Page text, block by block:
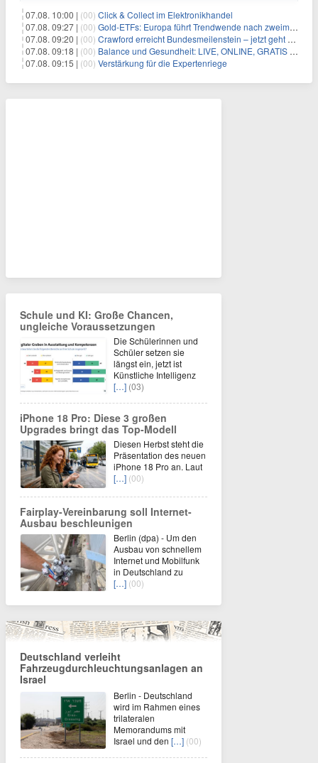
07.08. 10:00 | (00) Click & Collect im Elektronikhandel
07.08. 09:27 | (00) Gold-ETFs: Europa führt Trendwende nach zweimonatiger Schwächephase an
07.08. 09:20 | (00) Crawford erreicht Bundesmeilenstein – jetzt geht es in die finale Phase!
07.08. 09:18 | (00) Balance und Gesundheit: LIVE, ONLINE, GRATIS am Mi 19.08.2026 um 19:00 Uhr
07.08. 09:15 | (00) Verstärkung für die Expertenriege
Schule und KI: Große Chancen,
ungleiche Voraussetzungen
Die Schülerinnen und
Schüler setzen sie
längst ein, jetzt ist
Künstliche Intelligenz
[…] (03)
iPhone 18 Pro: Diese 3 großen
Upgrades bringt das Top-Modell
Diesen Herbst steht die
Präsentation des neuen
iPhone 18 Pro an. Laut
[…] (00)
Fairplay-Vereinbarung soll Internet-
Ausbau beschleunigen
Berlin (dpa) - Um den
Ausbau von schnellem
Internet und Mobilfunk
in Deutschland zu
[…] (00)
Deutschland verleiht
Fahrzeugdurchleuchtungsanlagen an
Israel
Berlin - Deutschland
wird im Rahmen eines
trilateralen
Memorandums mit
Israel und den […] (00)